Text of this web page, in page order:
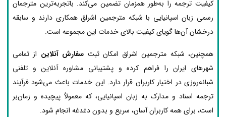
کیفیت ترجمه را به‌طور همزمان تضمین می‌کند. باتجربه‌ترین مترجمان
رسمی زبان اسپانیایی با شبکه مترجمین اشراق همکاری دارند و سابقه
درخشان آن‌ها گویای کیفیت بالای خدمات این مجموعه است.
همچنین، شبکه مترجمین اشراق امکان ثبت سفارش آنلاین از تمامی
شهرهای ایران را فراهم کرده و پشتیبانی مشاوره آنلاین و تلفنی
شبانه‌روزی در اختیار کاربران قرار دارد. این خدمات باعث می‌شود فرآیند
ترجمه اسناد و مدارک به زبان اسپانیایی، که معمولاً پیچیده و زمان‌بر
است، برای همه کاربران آسان، سریع و بدون دغدغه انجام شود.